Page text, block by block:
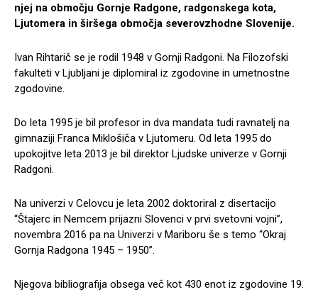
njej na območju Gornje Radgone, radgonskega kota,
Ljutomera in širšega območja severovzhodne Slovenije.
Ivan Rihtarič se je rodil 1948 v Gornji Radgoni. Na Filozofski
fakulteti v Ljubljani je diplomiral iz zgodovine in umetnostne
zgodovine.
Do leta 1995 je bil profesor in dva mandata tudi ravnatelj na
gimnaziji Franca Miklošiča v Ljutomeru. Od leta 1995 do
upokojitve leta 2013 je bil direktor Ljudske univerze v Gornji
Radgoni.
Na univerzi v Celovcu je leta 2002 doktoriral z disertacijo
“Štajerc in Nemcem prijazni Slovenci v prvi svetovni vojni”,
novembra 2016 pa na Univerzi v Mariboru še s temo “Okraj
Gornja Radgona 1945 – 1950”.
Njegova bibliografija obsega več kot 430 enot iz zgodovine 19.